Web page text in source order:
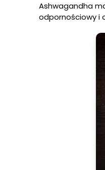
Ashwagandha
odpornościowy i